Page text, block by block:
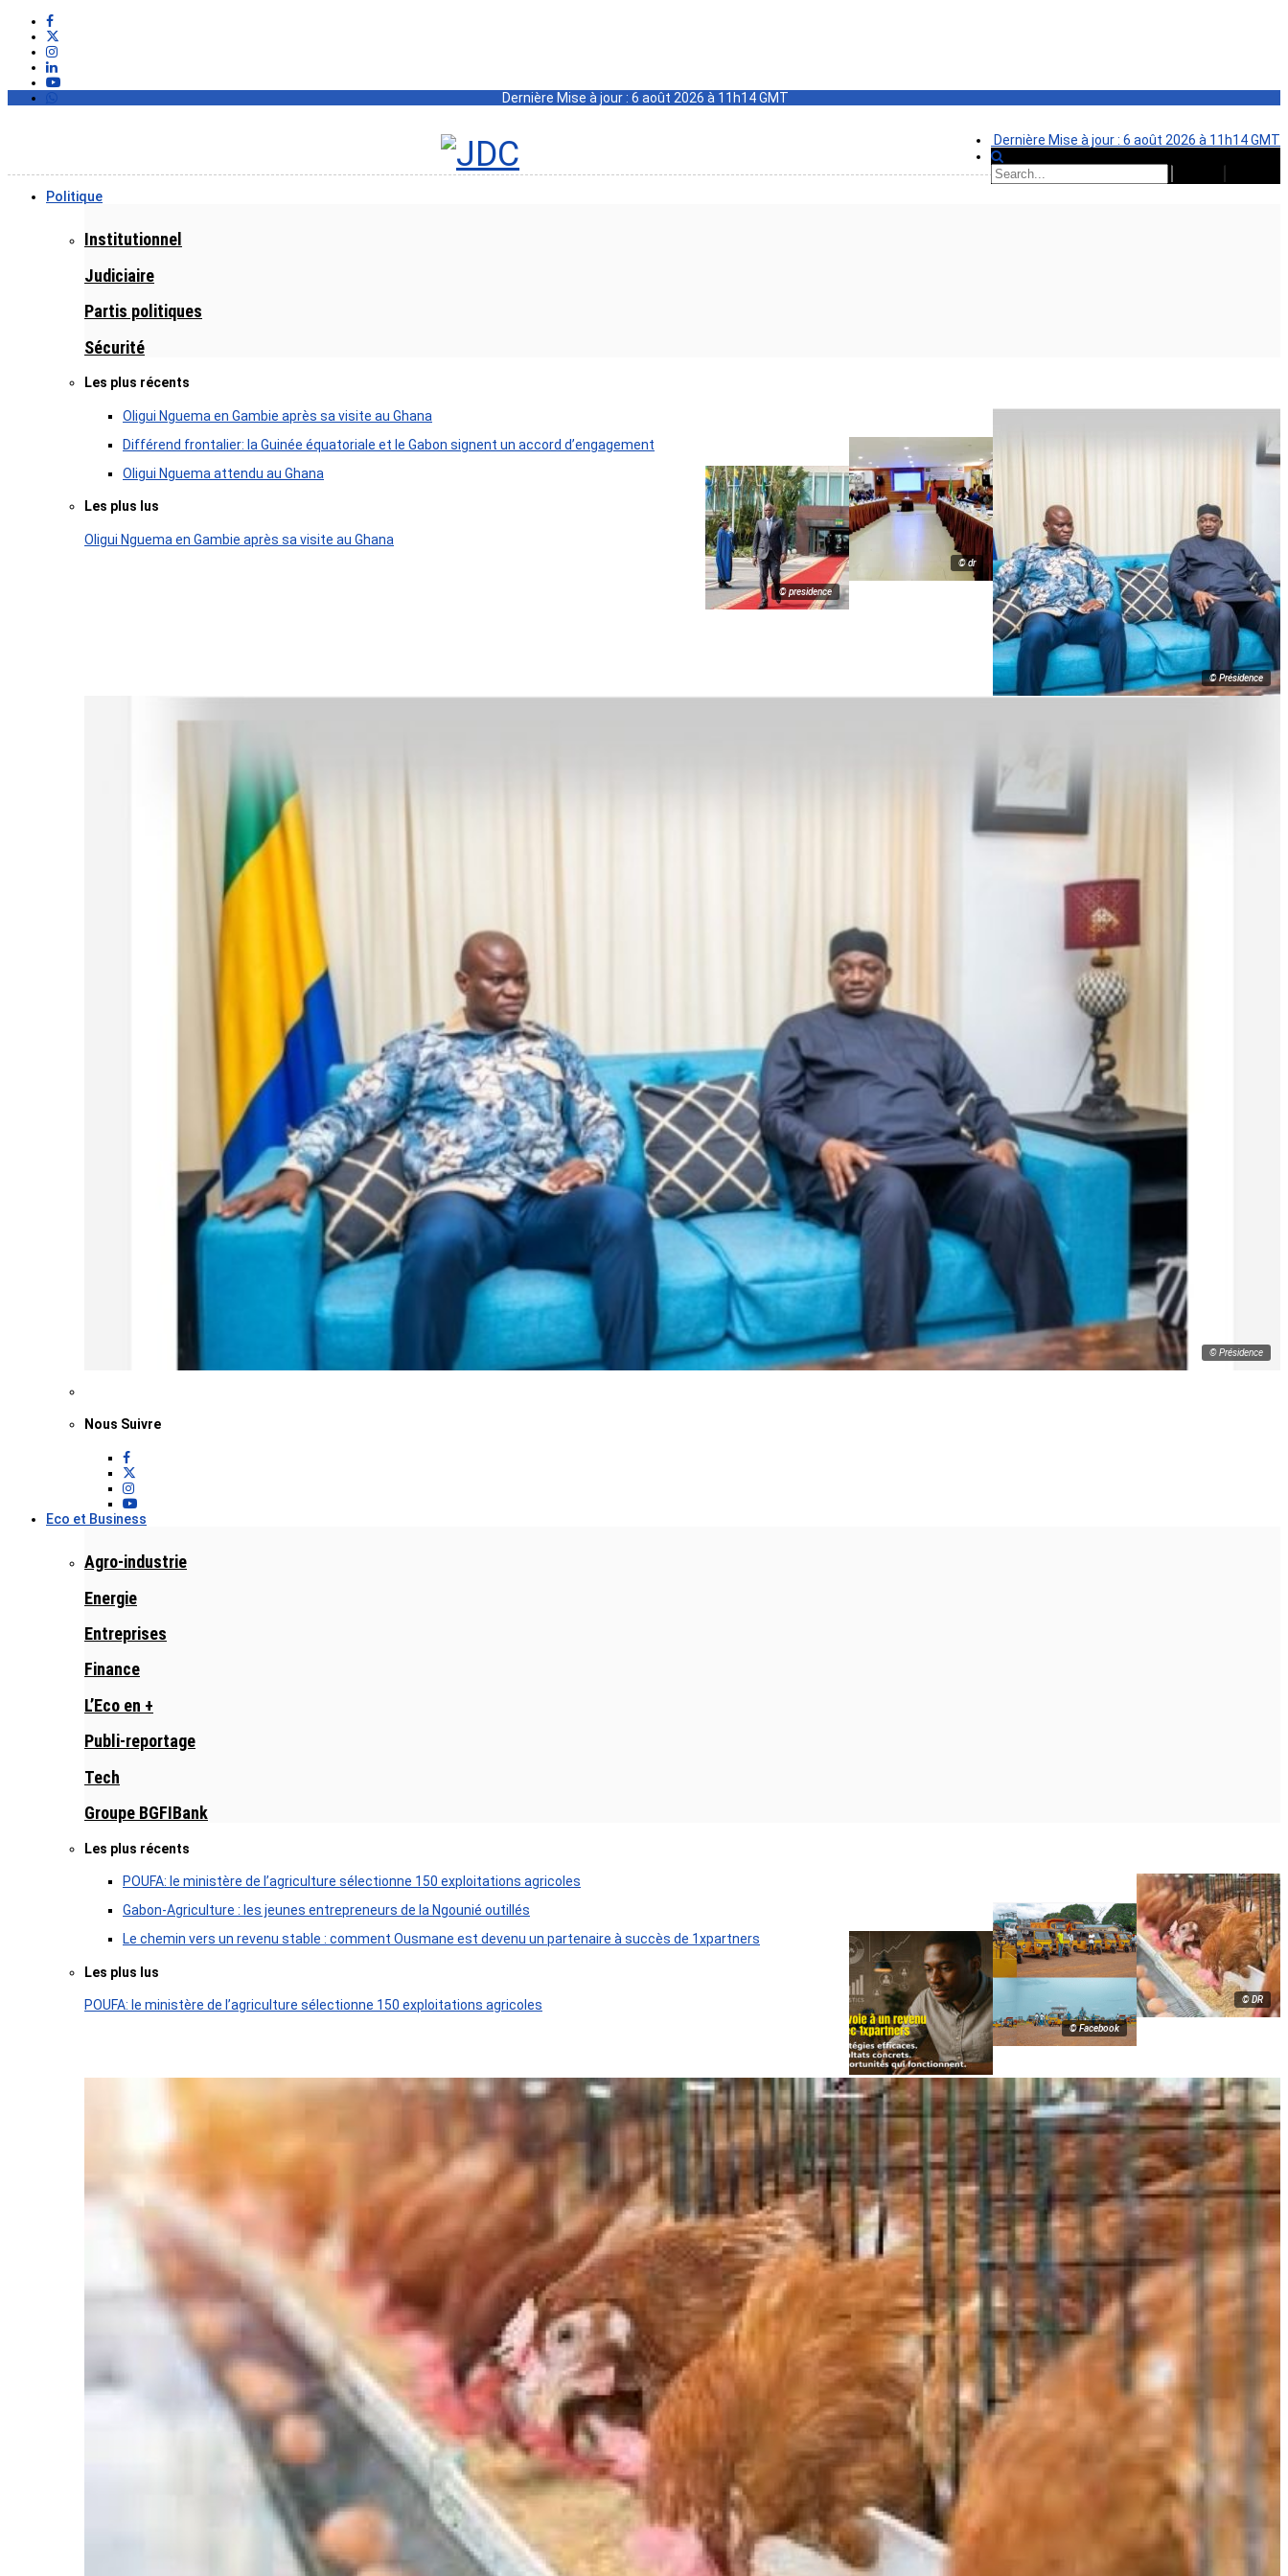
Dernière Mise à jour : 6 août 2026 à 11h14 GMT
Dernière Mise à jour : 6 août 2026 à 11h14 GMT
Politique
Institutionnel
Judiciaire
Partis politiques
Sécurité
Les plus récents
© Présidence
Oligui Nguema en Gambie après sa visite au Ghana
© dr
Différend frontalier: la Guinée équatoriale et le Gabon signent un accord d’engagement
© presidence
Oligui Nguema attendu au Ghana
Les plus lus
Oligui Nguema en Gambie après sa visite au Ghana
© Présidence
Nous Suivre
Eco et Business
Agro-industrie
Energie
Entreprises
Finance
L’Eco en +
Publi-reportage
Tech
Groupe BGFIBank
Les plus récents
© DR
POUFA: le ministère de l’agriculture sélectionne 150 exploitations agricoles
© Facebook
Gabon-Agriculture : les jeunes entrepreneurs de la Ngounié outillés
Le chemin vers un revenu stable : comment Ousmane est devenu un partenaire à succès de 1xpartners
Les plus lus
POUFA: le ministère de l’agriculture sélectionne 150 exploitations agricoles